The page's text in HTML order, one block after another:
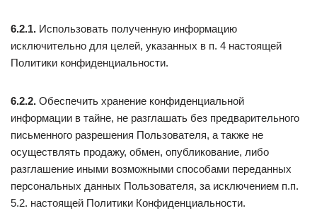
6.2.1. Использовать полученную информацию
исключительно для целей, указанных в п. 4 настоящей
Политики конфиденциальности.
6.2.2. Обеспечить хранение конфиденциальной
информации в тайне, не разглашать без предварительного
письменного разрешения Пользователя, а также не
осуществлять продажу, обмен, опубликование, либо
разглашение иными возможными способами переданных
персональных данных Пользователя, за исключением п.п.
5.2. настоящей Политики Конфиденциальности.